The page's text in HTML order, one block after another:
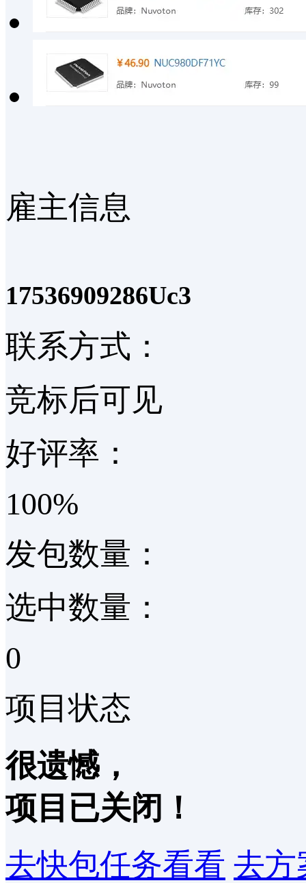
雇主信息
17536909286Uc3
联系方式：
竞标后可见
好评率：
100%
发包数量：
选中数量：
0
项目状态
很遗憾，
项目 已关闭！
去快包任务看看 去方